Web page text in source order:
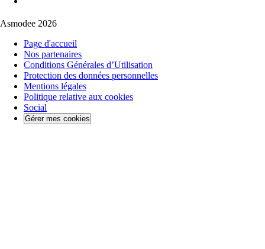
Asmodee 2026
Page d'accueil
Nos partenaires
Conditions Générales d’Utilisation
Protection des données personnelles
Mentions légales
Politique relative aux cookies
Social
Gérer mes cookies